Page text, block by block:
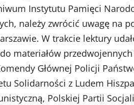
Instytutu Pamięci
należy zwrócić uwagę na
W trakcie lektury
materiałów
Głównej Policji
Solidarności z Ludem
Polskiej Partii